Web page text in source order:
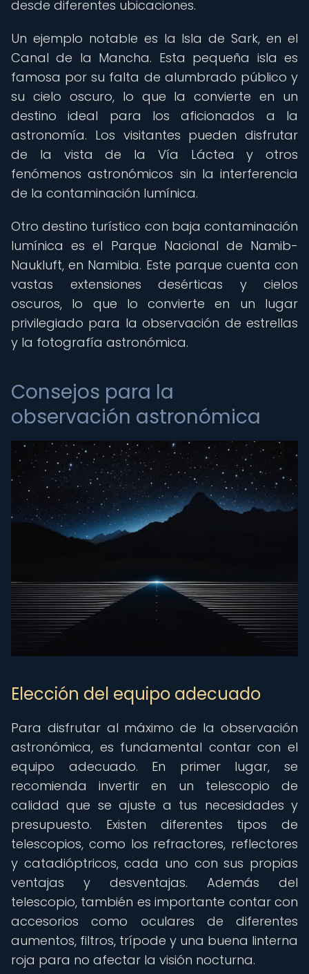
desde diferentes ubicaciones.
Un ejemplo notable es la Isla de Sark, en el
Canal de la Mancha. Esta pequeña isla es
famosa por su falta de alumbrado público y
su cielo oscuro, lo que la convierte en un
destino ideal para los aficionados a la
astronomía. Los visitantes pueden disfrutar
de la vista de la Vía Láctea y otros
fenómenos astronómicos sin la interferencia
de la contaminación lumínica.
Otro destino turístico con baja contaminación
lumínica es el Parque Nacional de Namib-
Naukluft, en Namibia. Este parque cuenta con
vastas extensiones desérticas y cielos
oscuros, lo que lo convierte en un lugar
privilegiado para la observación de estrellas
y la fotografía astronómica.
Consejos para la
observación astronómica
Elección del equipo adecuado
Para disfrutar al máximo de la observación
astronómica, es fundamental contar con el
equipo adecuado. En primer lugar, se
recomienda invertir en un telescopio de
calidad que se ajuste a tus necesidades y
presupuesto. Existen diferentes tipos de
telescopios, como los refractores, reflectores
y catadióptricos, cada uno con sus propias
ventajas y desventajas. Además del
telescopio, también es importante contar con
accesorios como oculares de diferentes
aumentos, filtros, trípode y una buena linterna
roja para no afectar la visión nocturna.